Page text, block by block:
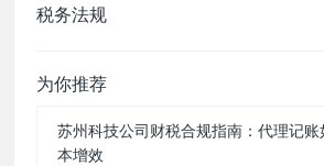
税务法规
为你推荐
苏州科技公司财税合规指南：代理记
本增效